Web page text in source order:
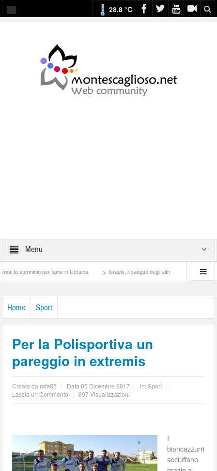
28.8 °C
Menu
per fame in Ucraina Israele, il sangue degli altri Lotta di classe… tra
Home Sport
Per la Polisportiva un
pareggio in extremis
Creato da rafa85 Data:05 Dicembre 2017 in:Sport
Lascia un Commento
897 Visualizzazioni
I
biancazzurri
acciuffano